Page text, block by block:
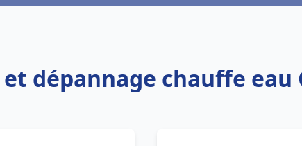
dépannage chauffe eau